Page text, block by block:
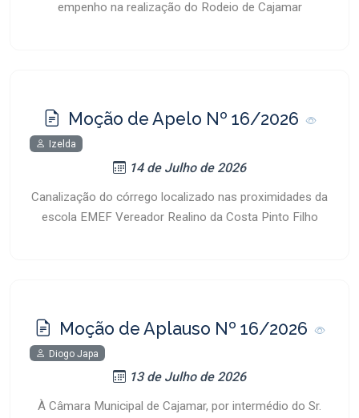
empenho na realização do Rodeio de Cajamar
Moção de Apelo Nº 16/2026
Izelda
14 de Julho de 2026
Canalização do córrego localizado nas proximidades da
escola EMEF Vereador Realino da Costa Pinto Filho
Moção de Aplauso Nº 16/2026
Diogo Japa
13 de Julho de 2026
À Câmara Municipal de Cajamar, por intermédio do Sr.